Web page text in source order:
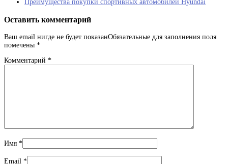
Преимущества покупки спортивных автомобилей Hyundai
Оставить комментарий
Ваш email нигде не будет показанОбязательные для заполнения поля
помечены *
Комментарий *
Имя *
Email *